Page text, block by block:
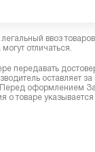
ввоз
отличаться.
передавать
оставляет за
Перед оформлением
о товаре указывается